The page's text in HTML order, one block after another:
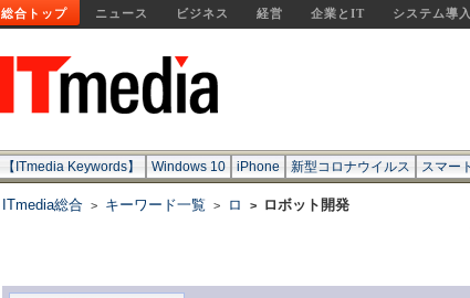
総合トップ ニュース ビジネス 経営 企業とIT システム導入
【ITmedia Keywords】 Windows 10 iPhone 新型コロナウイルス スマー
ITmedia総合 > キーワード一覧 > ロ > ロボット開発